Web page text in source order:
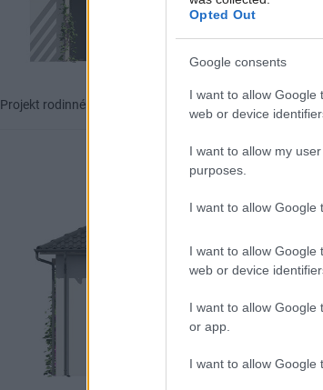
Opted Out
Google consents
I want to allow Google
web or device
I want to allow my
purposes.
I want to allow Google
I want to allow Google
web or device
I want to allow Google
or app.
I want to allow Google
Projekt rodinného domu Lucie 61 Zdroj: Ekonomické